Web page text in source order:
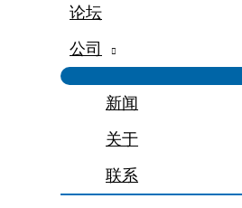
论坛
公司
新闻
关于
联系